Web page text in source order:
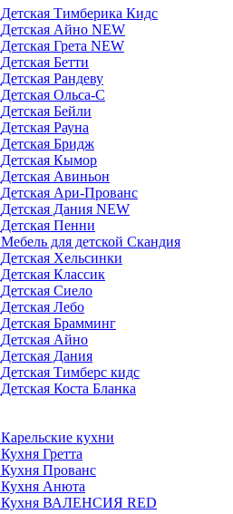
Детская Тимберика Кидс
Детская Айно NEW
Детская Грета NEW
Детская Бетти
Детская Рандеву
Детская Ольса-С
Детская Бейли
Детская Рауна
Детская Бридж
Детская Кымор
Детская Авиньон
Детская Ари-Прованс
Детская Дания NEW
Детская Пенни
Мебель для детской Скандия
Детская Хельсинки
Детская Классик
Детская Сиело
Детская Лебо
Детская Брамминг
Детская Айно
Детская Дания
Детская Тимберс кидс
Детская Коста Бланка
Карельские кухни
Кухня Гретта
Кухня Прованс
Кухня Анюта
Кухня ВАЛЕНСИЯ RED